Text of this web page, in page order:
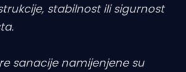
stabilnost ili sigurnost
sanacije namijenjene su